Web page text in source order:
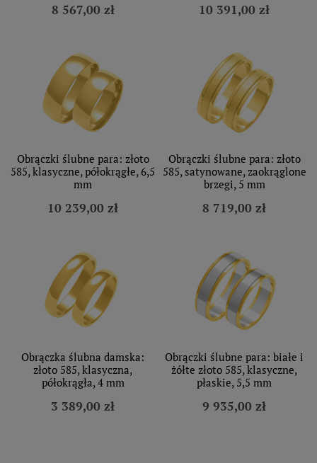
8 567,00 zł 10 391,00 zł
Obrączki ślubne para: złoto
585, klasyczne, półokrągłe, 6,5
mm
10 239,00 zł
Obrączki ślubne para: złoto
585, satynowane, zaokrąglone
brzegi, 5 mm
8 719,00 zł
Obrączka ślubna damska:
złoto 585, klasyczna,
półokrągła, 4 mm
3 389,00 zł
Obrączki ślubne para: białe i
żółte złoto 585, klasyczne,
płaskie, 5,5 mm
9 935,00 zł